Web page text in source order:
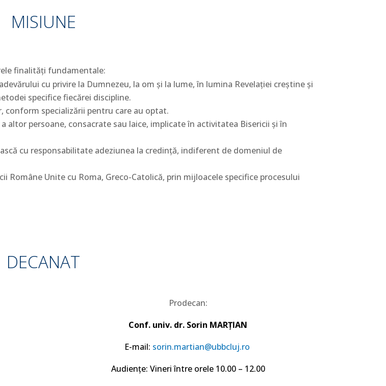
MISIUNE
finalităţi fundamentale:
cu privire la Dumnezeu, la om şi la lume, în lumina Revelaţiei creştine şi
specifice fiecărei discipline.
specializării pentru care au optat.
altor persoane, consacrate sau laice, implicate în activitatea Bisericii şi în
cu responsabilitate adeziunea la credinţă, indiferent de domeniul de
Române Unite cu Roma, Greco-Catolică, prin mijloacele specifice procesului
DECANAT
Prodecan:
Conf. univ. dr. Sorin MARȚIAN
E-mail: sorin.martian@ubbcluj.ro
Audiențe: Vineri între orele 10.00 – 12.00